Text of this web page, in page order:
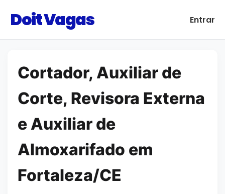
Doit Vagas Entrar
Cortador, Auxiliar de
Corte, Revisora Externa
e Auxiliar de
Almoxarifado em
Fortaleza/CE